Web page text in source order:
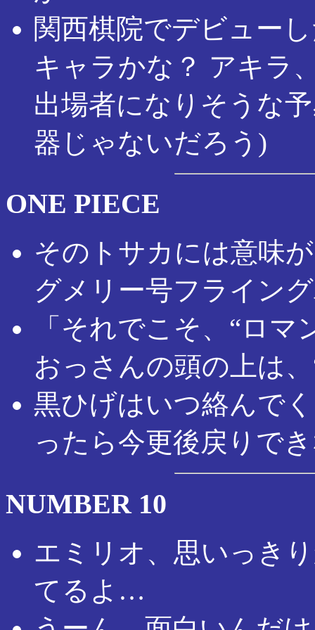
関西棋院でデビュー
キャラかな？ アキラ
出場者になりそうな
器じゃないだろう)
ONE PIECE
そのトサカには意味
グメリー号フライン
「それでこそ、“ロマ
おっさんの頭の上は
黒ひげはいつ絡んで
ったら今更後戻りで
NUMBER 10
エミリオ、思いっき
てるよ…